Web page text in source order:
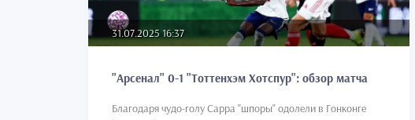
31.07.2025 16:37
"Арсенал" 0-1 "Тоттенхэм Хотспур": обзор матча
Благодаря чудо-голу Сарра "шпоры" одолели в Гонконге